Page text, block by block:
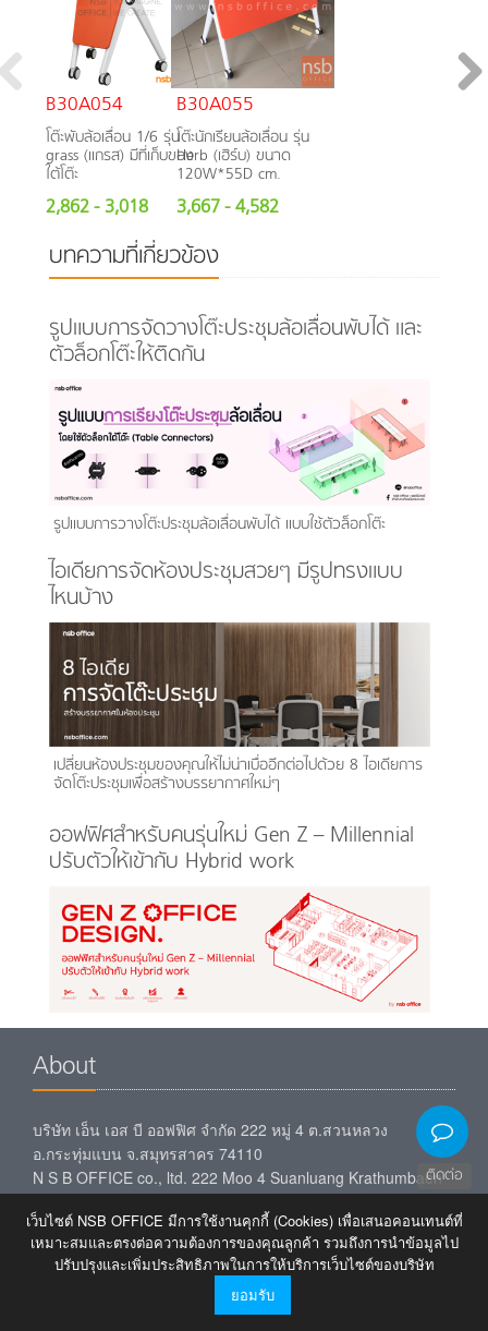
เว็บไซต์ NSB OFFICE มีการใช้งานคุกกี้ (Cookies) เพื่อเสนอคอนเทนต์ที่
เหมาะสมและตรงต่อความต้องการของคุณลูกค้า รวมถึงการนำข้อมูลไป
ปรับปรุงและเพิ่มประสิทธิภาพในการให้บริการเว็บไซต์ของบริษัท
ยอมรับ
ติดต่อ
B30A054
โต๊ะพับล้อเลื่อน 1/6 รุ่น
grass (แกรส) มีที่เก็บของ
ใต้โต๊ะ
2,862- 3,018
B30A055
โต๊ะนักเรียนล้อเลื่อน รุ่น
Herb (เฮิร์บ) ขนาด
120W*55D cm.
3,667- 4,582
บทความที่เกี่ยวข้อง
รูปแบบการจัดวางโต๊ะประชุมล้อเลื่อนพับได้ และ
ตัวล็อกโต๊ะให้ติดกัน
รูปแบบการวางโต๊ะประชุมล้อเลื่อนพับได้ แบบใช้ตัวล็อกโต๊ะ
ไอเดียการจัดห้องประชุมสวยๆ มีรูปทรงแบบ
ไหนบ้าง
เปลี่ยนห้องประชุมของคุณให้ไม่น่าเบื่ออีกต่อไปด้วย 8 ไอเดียการ
จัดโต๊ะประชุมเพื่อสร้างบรรยากาศใหม่ๆ
ออฟฟิศสำหรับคนรุ่นใหม่ Gen Z – Millennial
ปรับตัวให้เข้ากับ Hybrid work
About
บริษัท เอ็น เอส บี ออฟฟิศ จำกัด 222 หมู่ 4 ต.สวนหลวง
อ.กระทุ่มแบน จ.สมุทรสาคร 74110
N S B OFFICE co., ltd. 222 Moo 4 Suanluang Krathumbaen
Contact Us
เวลาทำการ จันทร์ - เสาร์ 08:30 - 17:30ปิดทุกวันอาทิตย์